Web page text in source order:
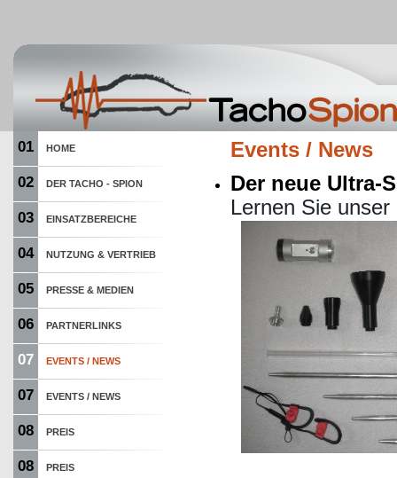
01 HOME
02 DER TACHO - SPION
03 EINSATZBEREICHE
04 NUTZUNG & VERTRIEB
05 PRESSE & MEDIEN
06 PARTNERLINKS
07 EVENTS / NEWS
07 EVENTS / NEWS
08 PREIS
08 PREIS
Events / News
Der neue Ultra-
Lernen Sie